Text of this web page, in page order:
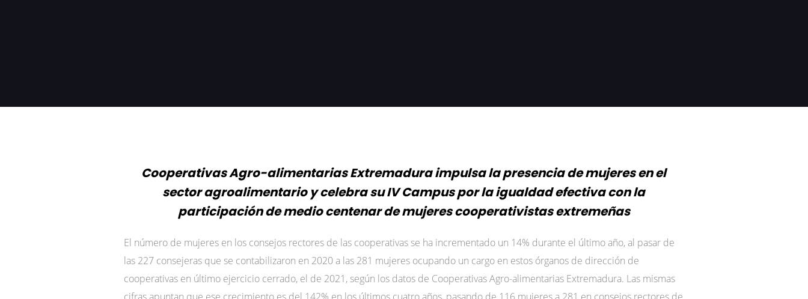
Cooperativas Agro-alimentarias Extremadura impulsa la presencia de mujeres en el
sector agroalimentario y celebra su IV Campus por la igualdad efectiva con la
participación de medio centenar de mujeres cooperativistas extremeñas
El número de mujeres en los consejos rectores de las cooperativas se ha incrementado un 14% durante el último año, al pasar de
las 227 consejeras que se contabilizaron en 2020 a las 281 mujeres ocupando un cargo en estos órganos de dirección de
cooperativas en último ejercicio cerrado, el de 2021, según los datos de Cooperativas Agro-alimentarias Extremadura. Las mismas